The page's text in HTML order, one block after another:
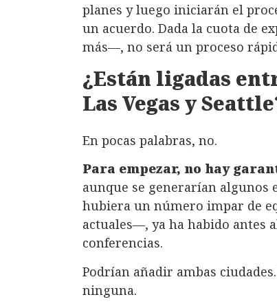
planes y luego iniciarán el
un acuerdo. Dada la cuota de
más—, no será un proceso
¿Están ligadas
Las Vegas y
En pocas palabras, no.
Para empezar, no hay
aunque se generarían algunos
hubiera un número impar de
actuales—, ya ha habido antes
conferencias.
Podrían añadir ambas
ninguna.